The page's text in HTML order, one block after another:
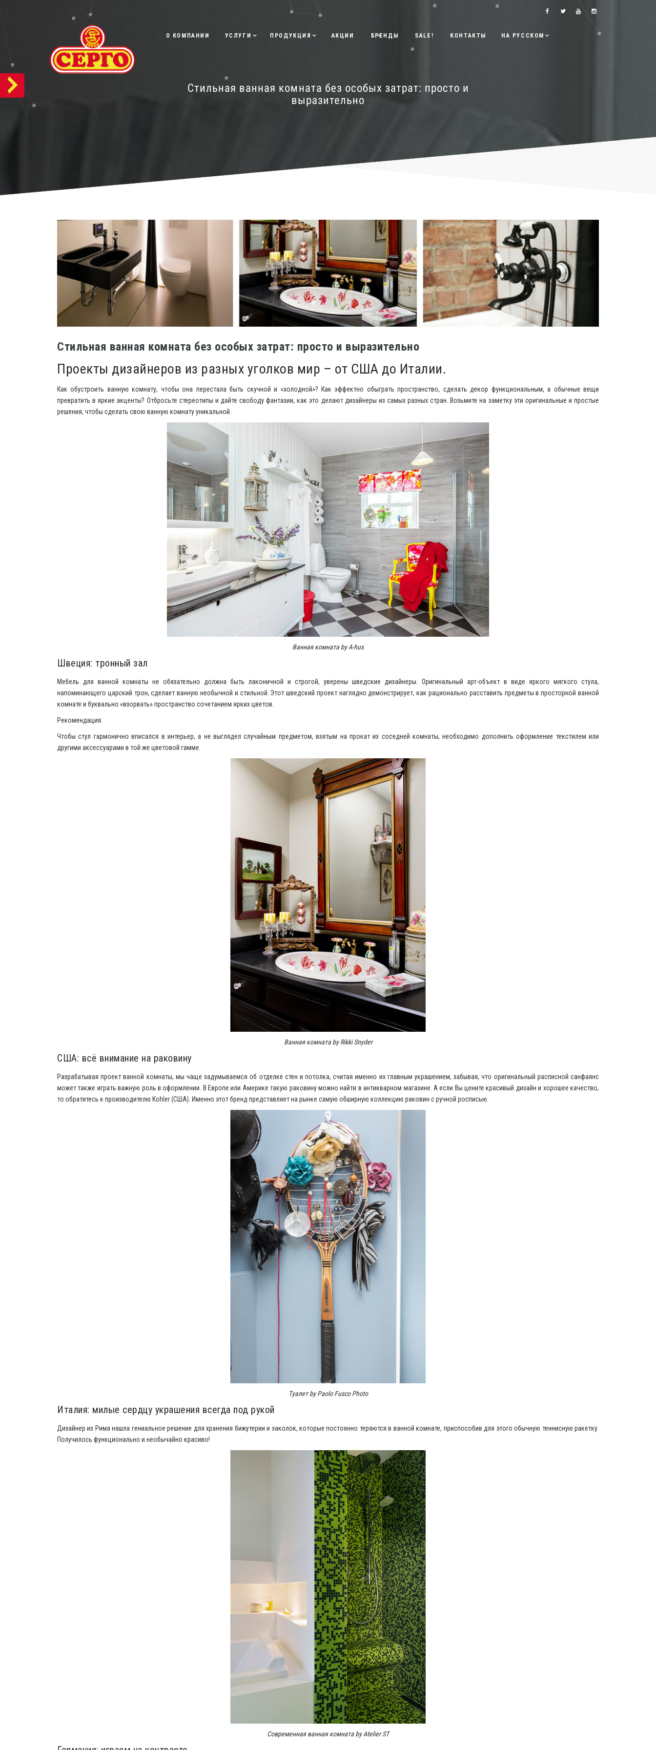
О КОМПАНИИ УСЛУГИ ПРОДУКЦИЯ АКЦИИ БРЕНДЫ SALE! КОНТАКТЫ НА РУССКОМ
Стильная ванная комната без особых затрат: просто и
выразительно
Стильная ванная комната без особых затрат: просто и выразительно
Проекты дизайнеров из разных уголков мир – от США до Италии.
Как обустроить ванную комнату, чтобы она перестала быть скучной и «холодной»? Как эффектно обыграть пространство, сделать декор функциональным, а обычные вещи
превратить в яркие акценты? Отбросьте стереотипы и дайте свободу фантазии, как это делают дизайнеры из самых разных стран. Возьмите на заметку эти оригинальные и простые
решения, чтобы сделать свою ванную комнату уникальной.
Ванная комната by A-hus
Швеция: тронный зал
Мебель для ванной комнаты не обязательно должна быть лаконичной и строгой, уверены шведские дизайнеры. Оригинальный арт-объект в виде яркого мягкого стула,
напоминающего царский трон, сделает ванную необычной и стильной. Этот шведский проект наглядно демонстрирует, как рационально расставить предметы в просторной ванной
комнате и буквально «взорвать» пространство сочетанием ярких цветов.
Рекомендация:
Чтобы стул гармонично вписался в интерьер, а не выглядел случайным предметом, взятым на прокат из соседней комнаты, необходимо дополнить оформление текстилем или
другими аксессуарами в той же цветовой гамме.
Ванная комната by Rikki Snyder
США: всё внимание на раковину
Разрабатывая проект ванной комнаты, мы чаще задумываемся об отделке стен и потолка, считая именно их главным украшением, забывая, что оригинальный расписной санфаянс
может также играть важную роль в оформлении. В Европе или Америке такую раковину можно найти в антикварном магазине. А если Вы цените красивый дизайн и хорошее качество,
то обратитесь к производителю Kohler (США). Именно этот бренд представляет на рынке самую обширную коллекцию раковин с ручной росписью.
Туалет by Paolo Fusco Photo
Италия: милые сердцу украшения всегда под рукой
Дизайнер из Рима нашла гениальное решение для хранения бижутерии и заколок, которые постоянно теряются в ванной комнате, приспособив для этого обычную теннисную ракетку.
Получилось функционально и необычайно красиво!
Современная ванная комната by Atelier ST